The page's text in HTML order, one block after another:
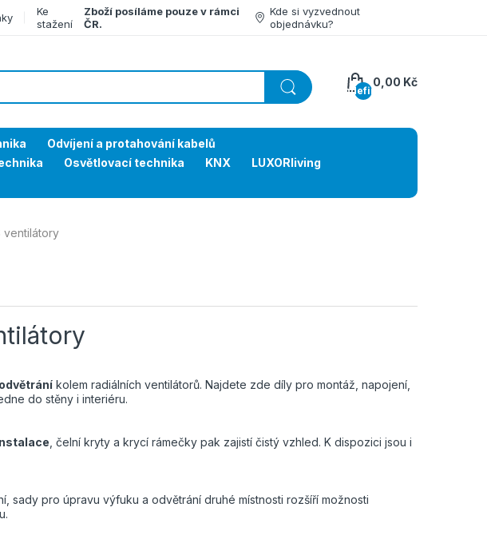
Ke
stažení
Zboží posíláme pouze v rámci
ČR.
Kde si vyzvednout
objednávku?
undefined
0,00 Kč
Odvíjení a protahování kabelů
Osvětlovací technika KNX
LUXORliving
ventilátory
kolem radiálních ventilátorů. Najdete zde díly pro montáž, napojení,
do stěny i interiéru.
, čelní kryty a krycí rámečky pak zajistí čistý vzhled. K dispozici jsou i
sady pro úpravu výfuku a odvětrání druhé místnosti rozšíří možnosti